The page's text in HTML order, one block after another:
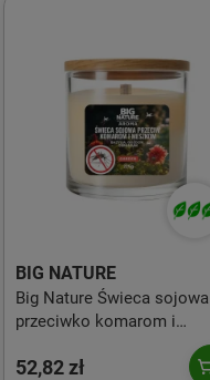
BIG NATURE
Big Nature Świeca sojowa
przeciwko komarom i
meszkom GARDEN 225g
52,82 zł